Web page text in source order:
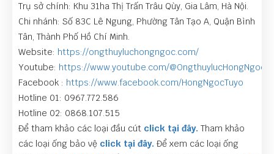
Trụ sở chính: Khu 31ha Thị Trấn Trâu Qùy, Gia Lâm, Hà Nội.
Chi nhánh: Số 83C Lê Ngung, Phường Tân Tạo A, Quận Bình
Tân, Thành Phố Hồ Chí Minh.
Website: https://ongthuyluchongngoc.com/
Youtube: https://www.youtube.com/@OngthuylucHongNgoc
Facebook : https://www.facebook.com/HongNgocTuyo
Hotline 01: 0967.772.586
Hotline 02: 0868.107.515
Để tham khảo các loại đầu cút click tại đây. Tham khảo
các loại ống bảo vệ click tại đây. Để xem các loại ống